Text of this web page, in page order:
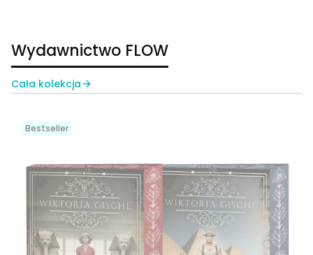
Wydawnictwo FLOW
Cała kolekcja
Bestseller